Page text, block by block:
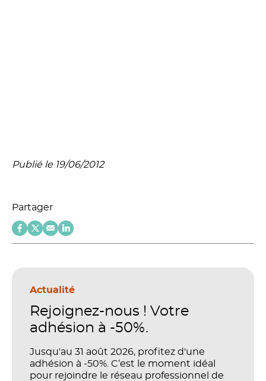
Publié le 19/06/2012
Partager
Actualité
Rejoignez-nous ! Votre
adhésion à -50%.
Jusqu'au 31 août 2026, profitez d'une
adhésion à -50%. C’est le moment idéal
pour rejoindre le réseau professionnel de